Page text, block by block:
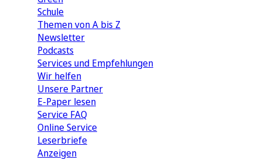
Schule
Themen von A bis Z
Newsletter
Podcasts
Services und Empfehlungen
Wir helfen
Unsere Partner
E-Paper lesen
Service FAQ
Online Service
Leserbriefe
Anzeigen